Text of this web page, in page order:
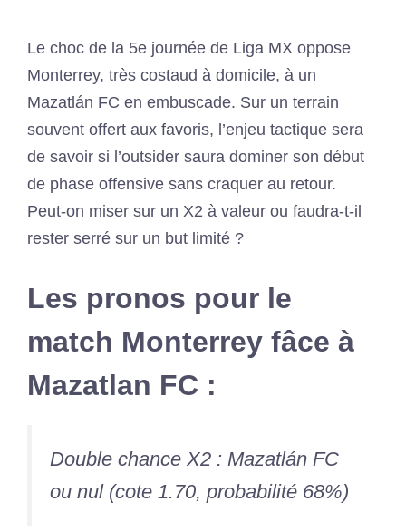
Le choc de la 5e journée de Liga MX oppose
Monterrey, très costaud à domicile, à un
Mazatlán FC en embuscade. Sur un terrain
souvent offert aux favoris, l’enjeu tactique sera
de savoir si l’outsider saura dominer son début
de phase offensive sans craquer au retour.
Peut-on miser sur un X2 à valeur ou faudra‐t‐il
rester serré sur un but limité ?
Les pronos pour le
match Monterrey fâce à
Mazatlan FC :
Double chance X2 : Mazatlán FC
ou nul (cote 1.70, probabilité 68%)